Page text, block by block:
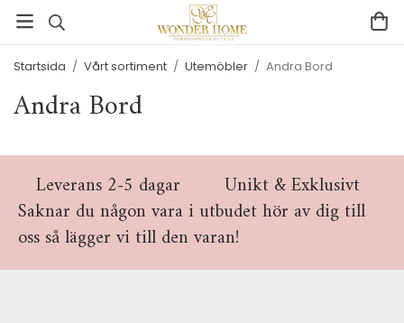
Startsida / Vårt sortiment / Utemöbler / Andra Bord
Andra Bord
Leverans 2-5 dagar
Unikt & Exklusivt
Saknar du någon vara i utbudet hör av dig till
oss så lägger vi till den varan!